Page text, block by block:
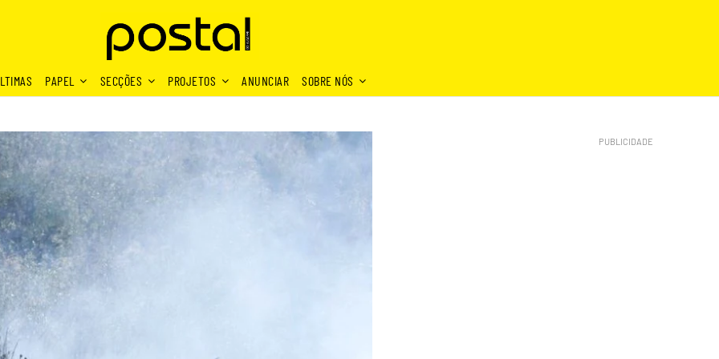
PAPEL SECÇÕES PROJETOS ANUNCIAR SOBRE NÓS